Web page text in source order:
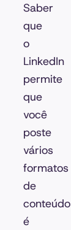
Saber
que
o
LinkedIn
permite
que
você
poste
vários
formatos
de
conteúdo
é